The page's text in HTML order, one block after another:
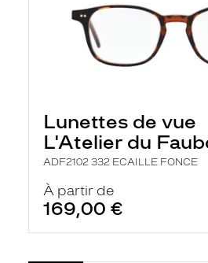
Lunettes de vue
L'Atelier du
ADF2102 332 ECAILLE FONCE
À partir de
169,00 €